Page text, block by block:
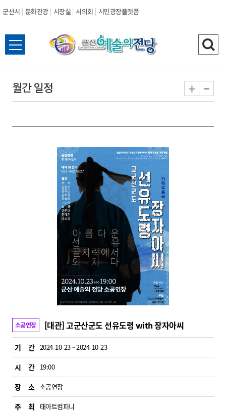
군산시 문화관광 시장실 시의회 시민광장플랫폼
군
산
전
체
뉴
열
검
색
기
월간 일정 + -
소공연장 [대관] 고군산군도 선유도령 with 장자아씨
기 간 2024-10-23 ~ 2024-10-23
시 간 19:00
장 소 소공연장
주 최 태아트컴퍼니